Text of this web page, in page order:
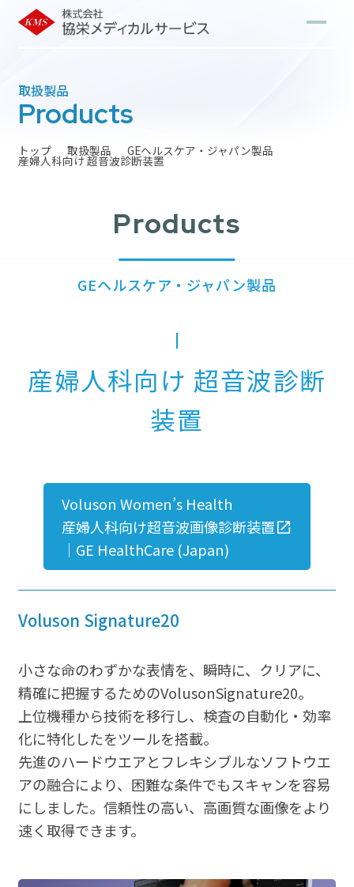
取扱製品
Products
トップ 取扱製品 GEヘルスケア・ジャパン製品
産婦人科向け 超音波診断装置
Products
GEヘルスケア・ジャパン製品
産婦人科向け 超音波診断
装置
Voluson Women’s Health
産婦人科向け超音波画像診断装置
｜GE HealthCare (Japan)
Voluson Signature20
小さな命のわずかな表情を、瞬時に、クリアに、
精確に把握するためのVolusonSignature20。
上位機種から技術を移行し、検査の自動化・効率
化に特化したをツールを搭載。
先進のハードウエアとフレキシブルなソフトウエ
アの融合により、困難な条件でもスキャンを容易
にしました。信頼性の高い、高画質な画像をより
速く取得できます。